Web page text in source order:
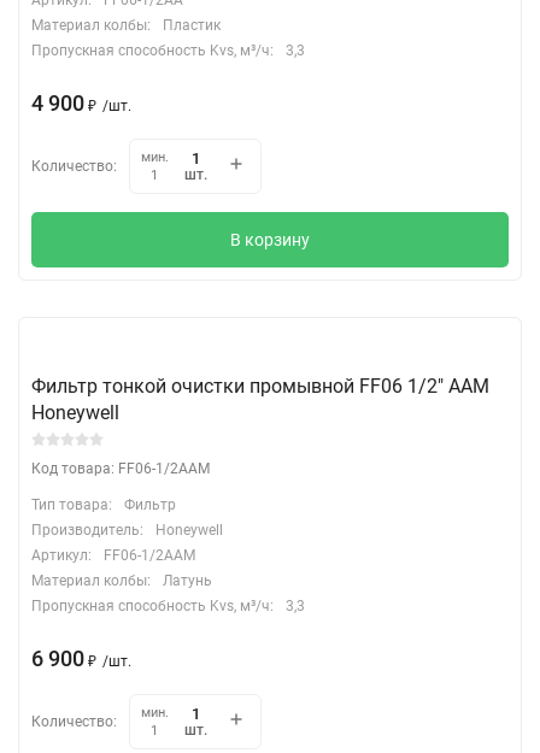
Материал колбы:
Пластик
Пропускная способность Kvs, м³/ч:
3,3
4 900 ₽ /шт.
Количество:
мин.
1
шт.
В корзину
Фильтр тонкой очистки промывной FF06 1/2" ААМ
Honeywell
Код товара: FF06-1/2AAM
Тип товара:
Фильтр
Производитель:
Honeywell
Артикул:
FF06-1/2AAM
Материал колбы:
Латунь
Пропускная способность Kvs, м³/ч:
3,3
6 900 ₽ /шт.
Количество:
мин.
1
шт.